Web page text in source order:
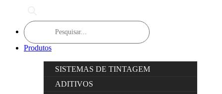
Products
search
Produtos
SISTEMAS DE TINTAGEM
ADITIVOS